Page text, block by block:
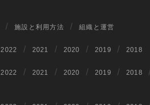
施設と利用方法 組織と運営
2022 2021 2020 2019 2018
2022 2021 2020 2019 2018